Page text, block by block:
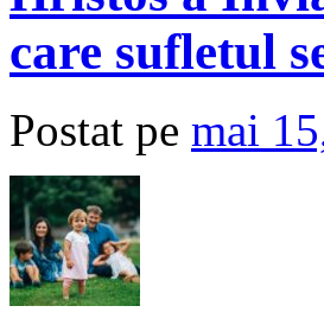
care sufletul
Postat pe mai